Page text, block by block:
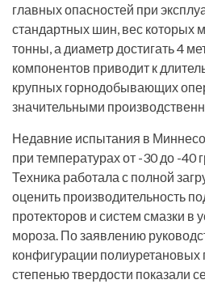
главных опасностей при
стандартных шин, вес которых
тонны, а диаметр достигать 4
компонентов приводит к
крупных горнодобывающих
значительными
Недавние испытания в
при температурах от -30 до -40
Техника работала с полной
оценить производительность
протекторов и систем смазки в
мороза. По заявлению
конфигурации полиуретановых
степенью твердости показали